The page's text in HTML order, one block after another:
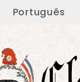
Português